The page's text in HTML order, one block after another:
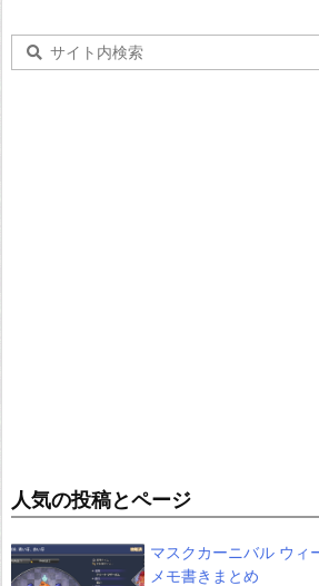
人気の投稿とページ
マスクカーニバル ウィ
メモ書きまとめ